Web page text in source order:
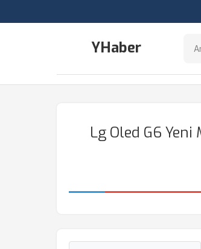
YHaber
Lg Oled G6